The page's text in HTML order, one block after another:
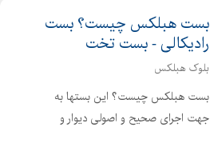
بست هبلکس چیست؟ بست
رادیکالی - بست تخت
بلوک هبلکس
بست هبلکس چیست؟ این بستها به
جهت اجرای صحیح و اصولی دیوار و